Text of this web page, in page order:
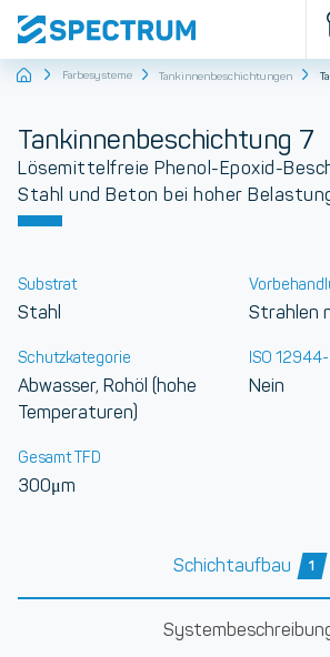
StartseiteFarbesysteme Tankinnenbeschichtungen
Tankinnenbeschichtung 7
Lösemittelfreie Phenol-Epoxid-
Stahl und Beton bei hoher
Substrat
Stahl Strahlen
Schutzkategorie
Abwasser, Rohöl (hohe
Temperaturen)
ISO
Nein
Gesamt TFD
300μm
Schichtaufbau 1